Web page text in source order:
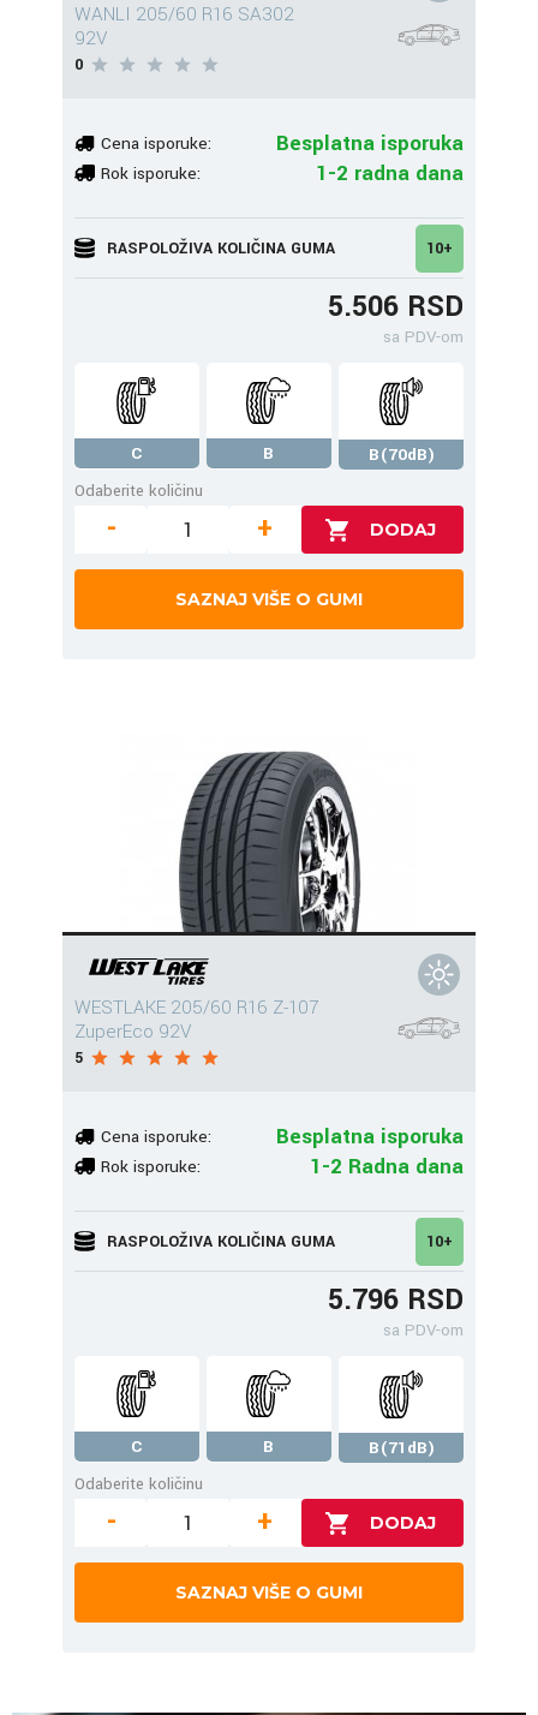
WANLI 205/60 R16 SA302
92V
0
Cena isporuke: Besplatna isporuka
Rok isporuke: 1-2 radna dana
RASPOLOŽIVA KOLIČINA GUMA 10+
5.506 RSD
sa PDV-om
C B
B(70dB)
Odaberite količinu
- +
SAZNAJ VIŠE O GUMI
WESTLAKE 205/60 R16 Z-107
ZuperEco 92V
5
Cena isporuke: Besplatna isporuka
Rok isporuke: 1-2 Radna dana
RASPOLOŽIVA KOLIČINA GUMA 10+
5.796 RSD
sa PDV-om
C B
B(71dB)
Odaberite količinu
- +
SAZNAJ VIŠE O GUMI